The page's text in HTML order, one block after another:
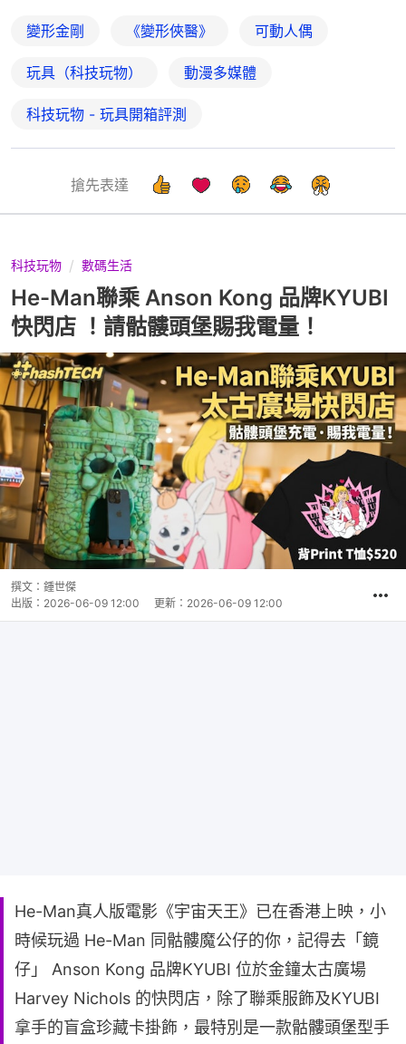
變形金剛 《變形俠醫》 可動人偶
玩具（科技玩物） 動漫多媒體
科技玩物 - 玩具開箱評測
搶先表達
科技玩物 數碼生活
He-Man聯乘 Anson Kong 品牌KYUBI
快閃店 ！請骷髏頭堡賜我電量！
撰文： 鍾世傑
出版： 2026-06-09 12:00 更新： 2026-06-09 12:00
He-Man真人版電影《宇宙天王》已在香港上映，小
時候玩過 He-Man 同骷髏魔公仔的你，記得去「鏡
仔」 Anson Kong 品牌KYUBI 位於金鐘太古廣場
Harvey Nichols 的快閃店，除了聯乘服飾及KYUBI
拿手的盲盒珍藏卡掛飾，最特別是一款骷髏頭堡型手